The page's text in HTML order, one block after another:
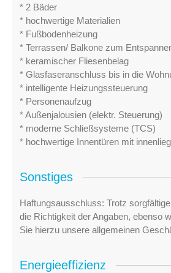
* 2 Bäder
* hochwertige Materialien
* Fußbodenheizung
* Terrassen/ Balkone zum
* keramischer Fliesenbelag
* Glasfaseranschluss bis in die
* intelligente Heizungssteuerung
* Personenaufzug
* Außenjalousien (elektr. Steuerung)
* moderne Schließsysteme (TCS)
* hochwertige Innentüren mit
Sonstiges
Haftungsausschluss: Trotz
die Richtigkeit der Angaben, ebenso
Sie hierzu unsere allgemeinen
Energieeffizienz